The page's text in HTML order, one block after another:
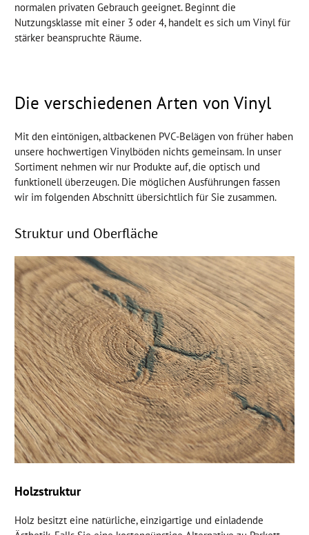
normalen privaten Gebrauch geeignet. Beginnt die
Nutzungsklasse mit einer 3 oder 4, handelt es sich um Vinyl für
stärker beanspruchte Räume.
Die verschiedenen Arten von Vinyl
Mit den eintönigen, altbackenen PVC-Belägen von früher haben
unsere hochwertigen Vinylböden nichts gemeinsam. In unser
Sortiment nehmen wir nur Produkte auf, die optisch und
funktionell überzeugen. Die möglichen Ausführungen fassen
wir im folgenden Abschnitt übersichtlich für Sie zusammen.
Struktur und Oberfläche
Holzstruktur
Holz besitzt eine natürliche, einzigartige und einladende